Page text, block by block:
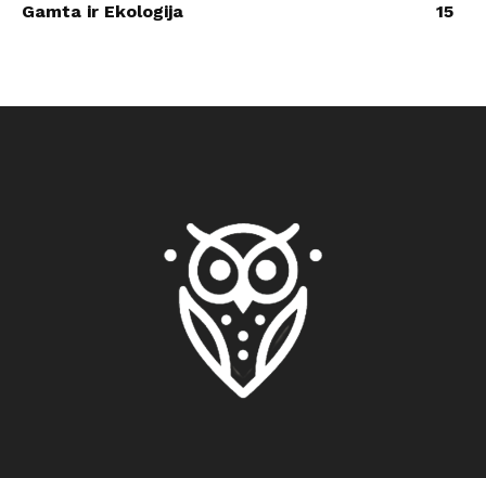
Gamta ir Ekologija
15